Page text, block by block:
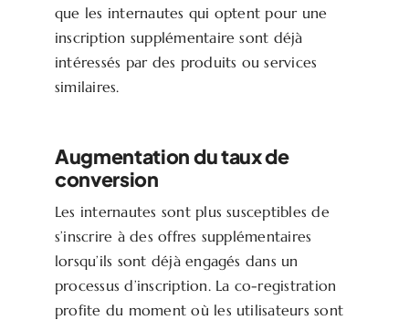
que les internautes qui optent pour une
inscription supplémentaire sont déjà
intéressés par des produits ou services
similaires.
Augmentation du taux de
conversion
Les internautes sont plus susceptibles de
s’inscrire à des offres supplémentaires
lorsqu’ils sont déjà engagés dans un
processus d’inscription. La co-registration
profite du moment où les utilisateurs sont